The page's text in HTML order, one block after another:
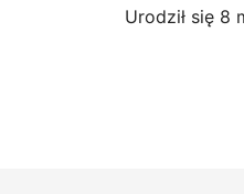
Urodził się 8